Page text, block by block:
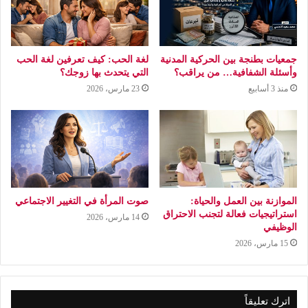
جمعيات بطنجة بين الحركية المدنية
وأسئلة الشفافية… من يراقب؟
منذ 3 أسابيع
لغة الحب: كيف تعرفين لغة الحب
التي يتحدث بها زوجك؟
23 مارس، 2026
الموازنة بين العمل والحياة:
استراتيجيات فعالة لتجنب الاحتراق
الوظيفي
15 مارس، 2026
صوت المرأة في التغيير الاجتماعي
14 مارس، 2026
اترك تعليقاً